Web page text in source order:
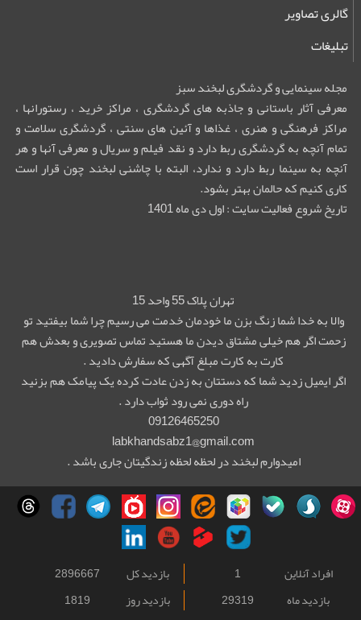
گالری تصاویر
تبلیغات
مجله سینمایی و گردشگری لبخند سبز
معرفی آثار باستانی و جاذبه های گردشگری ، مراکز خرید ، رستورانها ،
مراکز فرهنگی و هنری ، غذاها و آئین های سنتی ، گردشگری سلامت و
تمام آنچه به گردشگری ربط دارد و نقد فیلم و سریال و معرفی آنها و هر
آنچه به سینما ربط دارد و ندارد، البته با چاشنی لبخند چون قرار است
کاری کنیم که حالمان بهتر بشود.
تاریخ شروع فعالیت سایت : اول دی ماه 1401
تهران پلاک 55 واحد 15
والا به خدا شما زنگ بزن ما خودمان خدمت می رسیم چرا شما بیفتید تو
زحمت اگر هم خیلی مشتاق دیدن ما هستید تماس تصویری و بعدش هم
کارت به کارت مبلغ آگهی که سفارش دادید .
اگر ایمیل زدید شما که دستتان به زدن عادت کرده یک پیامک هم بزنید
راه دوری نمی رود ثواب دارد .
09126465250
labkhandsabz1@gmail.com
امیدوارم لبخند در لحظه لحظه زندگیتان جاری باشد .
افراد آنلاین 1 بازدید کل
2896667
بازدید ماه
29319 بازدید روز 1819